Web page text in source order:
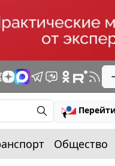
Общество